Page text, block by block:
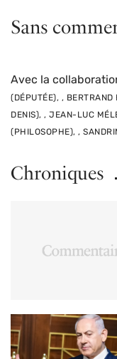
Sans
Avec la
(DÉPUTÉE), ,
DENIS), , JEAN-LUC
(PHILOSOPHE), ,
Chroniques